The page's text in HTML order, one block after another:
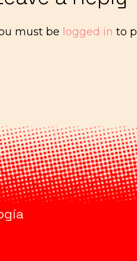
must be logged in to